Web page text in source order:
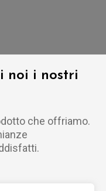
noi i nostri
che offriamo.